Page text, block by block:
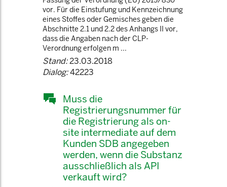
vor. Für die Einstufung und Kennzeichnung
eines Stoffes oder Gemisches geben die
Abschnitte 2.1 und 2.2 des Anhangs II vor,
dass die Angaben nach der CLP-
Verordnung erfolgen m ...
Stand:23.03.2018
Dialog:42223
Muss die
Registrierungsnummer für
die Registrierung als on-
site intermediate auf dem
Kunden SDB angegeben
werden, wenn die Substanz
ausschließlich als API
verkauft wird?